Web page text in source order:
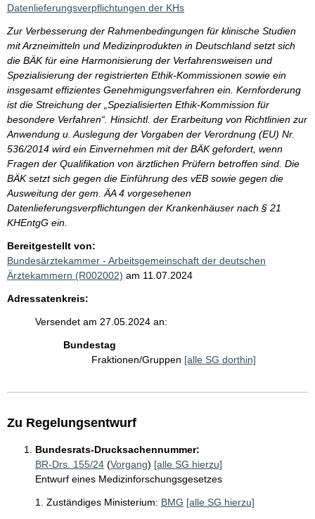
Datenlieferungsverpflichtungen der KHs
Zur Verbesserung der Rahmenbedingungen für klinische Studien
mit Arzneimitteln und Medizinprodukten in Deutschland setzt sich
die BÄK für eine Harmonisierung der Verfahrensweisen und
Spezialisierung der registrierten Ethik-Kommissionen sowie ein
insgesamt effizientes Genehmigungsverfahren ein. Kernforderung
ist die Streichung der „Spezialisierten Ethik-Kommission für
besondere Verfahren“. Hinsichtl. der Erarbeitung von Richtlinien zur
Anwendung u. Auslegung der Vorgaben der Verordnung (EU) Nr.
536/2014 wird ein Einvernehmen mit der BÄK gefordert, wenn
Fragen der Qualifikation von ärztlichen Prüfern betroffen sind. Die
BÄK setzt sich gegen die Einführung des vEB sowie gegen die
Ausweitung der gem. ÄA 4 vorgesehenen
Datenlieferungsverpflichtungen der Krankenhäuser nach § 21
KHEntgG ein.
Bereitgestellt von:
Bundesärztekammer - Arbeitsgemeinschaft der deutschen
Ärztekammern (R002002) am 11.07.2024
Adressatenkreis:
Versendet am 27.05.2024 an:
Bundestag
Fraktionen/Gruppen [alle SG dorthin]
Zu Regelungsentwurf
Bundesrats-Drucksachennummer:
BR-Drs. 155/24 (Vorgang) [alle SG hierzu]
Entwurf eines Medizinforschungsgesetzes
1. Zuständiges Ministerium: BMG [alle SG hierzu]